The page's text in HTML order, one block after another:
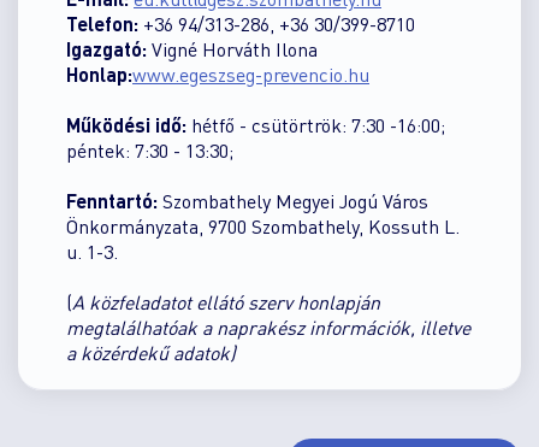
Telefon: +36 94/313-286, +36 30/399-8710
Igazgató:Vigné Horváth Ilona
Honlap:www.egeszseg-prevencio.hu
Működési idő: hétfő - csütörtrök: 7:30 -16:00;
péntek: 7:30 - 13:30;
Fenntartó:Szombathely Megyei Jogú Város
Önkormányzata, 9700 Szombathely, Kossuth L.
u. 1-3.
(A közfeladatot ellátó szerv honlapján
megtalálhatóak a naprakész információk, illetve
a közérdekű adatok)